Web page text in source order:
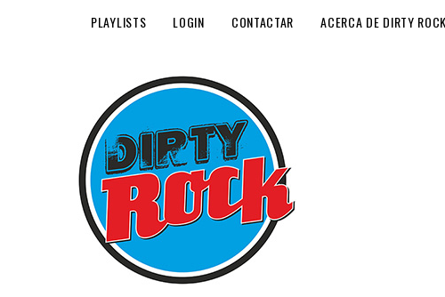
PLAYLISTS LOGIN CONTACTAR ACERCA DE DIRTY ROCK